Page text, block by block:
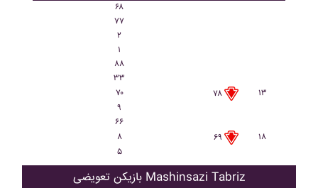
۶۸
۷۷
۲
۱
۸۸
۳۳
۷۰
۷۸
۱۳
۹
۶۶
۸
۶۹
۱۸
۵
بازیکن تعویضی Mashinsazi Tabriz